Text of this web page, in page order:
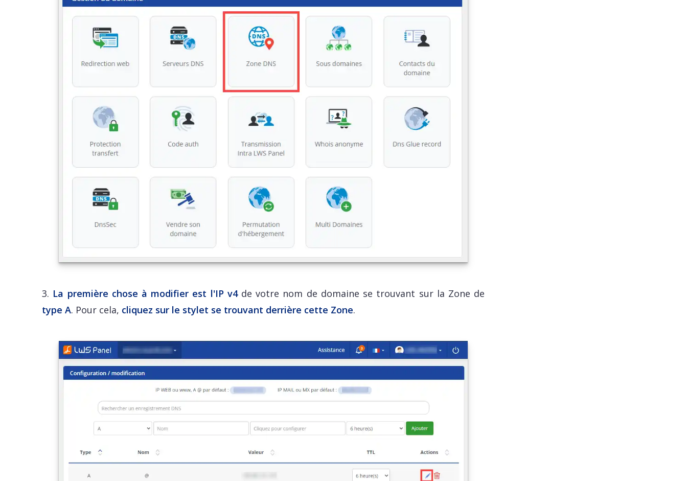
3. La première chose à modifier est l'IP v4de votre nom de domaine se trouvant sur la Zone de
type A. Pour cela, cliquez sur le stylet se trouvant derrière cette Zone.